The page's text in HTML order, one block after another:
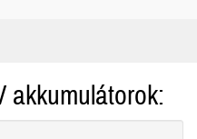
akkumulátorok: